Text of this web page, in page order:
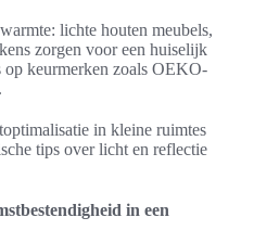
lichte houten meubels,
zorgen voor een huiselijk
op keurmerken zoals OEKO-
in kleine ruimtes
tips over licht en reflectie
in een